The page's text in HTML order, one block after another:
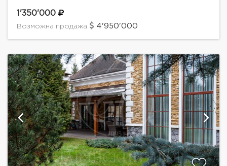
строился по индивидуальному заказу "для себя" и
архитекторам и дизайнерам полностью...
1'350'000
Возможна продажа 4'950'000